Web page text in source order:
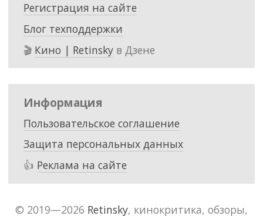
Регистрация на сайте
Блог техподдержки
🎬 Кино | Retinskyв Дзене
Информация
Пользовательское соглашение
Защита персональных данных
👍 Реклама на сайте
© 2019—2026 Retinsky, кинокритика, обзоры,